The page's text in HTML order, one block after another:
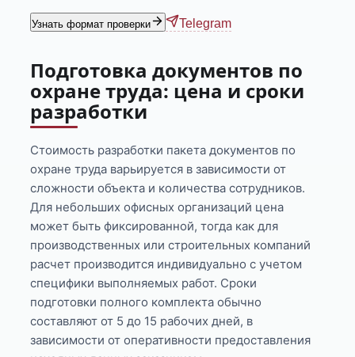
Узнать формат проверки Telegram
Подготовка документов по
охране труда: цена и сроки
разработки
Стоимость разработки пакета документов по
охране труда варьируется в зависимости от
сложности объекта и количества сотрудников.
Для небольших офисных организаций цена
может быть фиксированной, тогда как для
производственных или строительных компаний
расчет производится индивидуально с учетом
специфики выполняемых работ. Сроки
подготовки полного комплекта обычно
составляют от 5 до 15 рабочих дней, в
зависимости от оперативности предоставления